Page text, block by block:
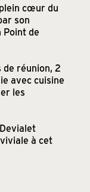
cœur du
son
Point de
réunion, 2
avec cuisine
les
à cet